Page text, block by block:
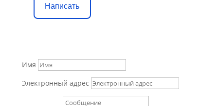
Написать
Имя
Электронный адрес